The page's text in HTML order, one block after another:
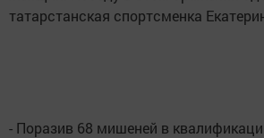
татарстанская спортсменка
- Поразив 68 мишеней в